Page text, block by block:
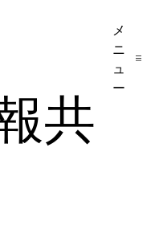
メ
ニ
ュ
ー
共